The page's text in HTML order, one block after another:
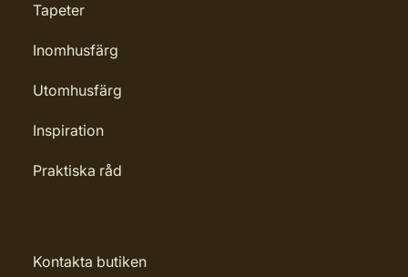
Tapeter
Inomhusfärg
Utomhusfärg
Inspiration
Praktiska råd
Kontakta butiken